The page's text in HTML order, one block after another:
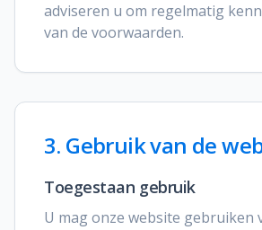
adviseren u om regelmatig
van de voorwaarden.
3. Gebruik van de
Toegestaan gebruik
U mag onze website gebruiken